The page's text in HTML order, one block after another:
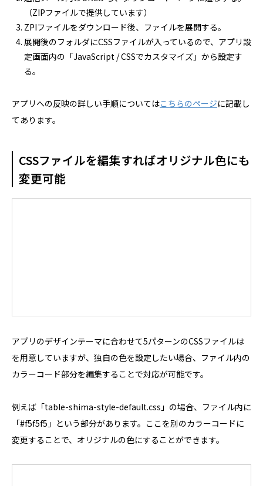
（ZIPファイルで提供しています）
ZPIファイルをダウンロード後、ファイルを展開する。
展開後のフォルダにCSSファイルが入っているので、アプリ設
定画面内の「JavaScript / CSSでカスタマイズ」から設定す
る。
アプリへの反映の詳しい手順についてはこちらのページに記載し
てあります。
CSSファイルを編集すればオリジナル色にも
変更可能
アプリのデザインテーマに合わせて5パターンのCSSファイルは
を用意していますが、独自の色を設定したい場合、ファイル内の
カラーコード部分を編集することで対応が可能です。
例えば「table-shima-style-default.css」の場合、ファイル内に
「#f5f5f5」という部分があります。ここを別のカラーコードに
変更することで、オリジナルの色にすることができます。